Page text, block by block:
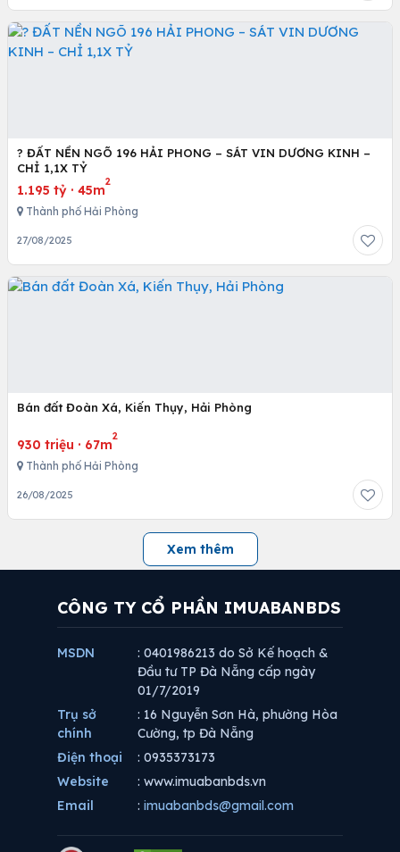
? ĐẤT NỀN NGÕ 196 HẢI PHONG – SÁT VIN DƯƠNG KINH –
CHỈ 1,1X TỶ
1.195 tỷ · 45m
2
Thành phố Hải Phòng
27/08/2025
Bán đất Đoàn Xá, Kiến Thụy, Hải Phòng
930 triệu · 67m
2
Thành phố Hải Phòng
26/08/2025
Xem thêm
CÔNG TY CỔ PHẦN IMUABANBDS
MSDN
: 0401986213 do Sở Kế hoạch &
Đầu tư TP Đà Nẵng cấp ngày
01/7/2019
Trụ sở
chính
: 16 Nguyễn Sơn Hà, phường Hòa
Cường, tp Đà Nẵng
Điện thoại
: 0935373173
Website
: www.imuabanbds.vn
Email
: imuabanbds@gmail.com